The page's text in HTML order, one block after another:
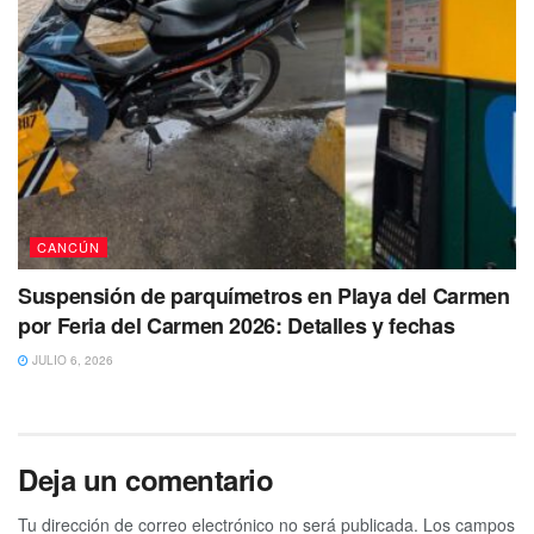
CANCÚN
Suspensión de parquímetros en Playa del Carmen
por Feria del Carmen 2026: Detalles y fechas
JULIO 6, 2026
Deja un comentario
Tu dirección de correo electrónico no será publicada. Los campos